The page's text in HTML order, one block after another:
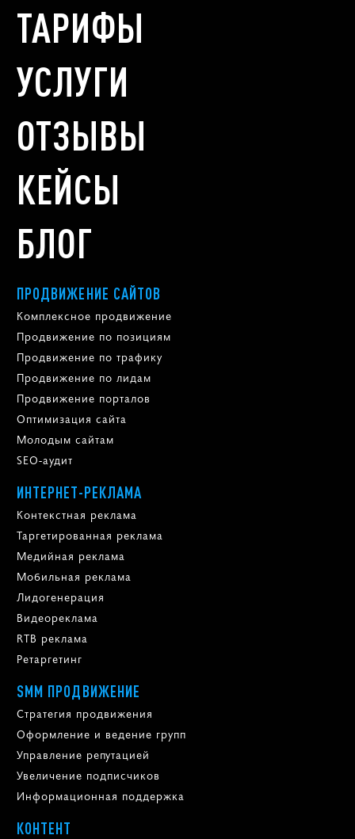
ТАРИФЫ
УСЛУГИ
ОТЗЫВЫ
КЕЙСЫ
БЛОГ
ПРОДВИЖЕНИЕ САЙТОВ
Комплексное продвижение
Продвижение по позициям
Продвижение по трафику
Продвижение по лидам
Продвижение порталов
Оптимизация сайта
Молодым сайтам
SEO-аудит
ИНТЕРНЕТ-РЕКЛАМА
Контекстная реклама
Таргетированная реклама
Медийная реклама
Мобильная реклама
Лидогенерация
Видеореклама
RTB реклама
Ретаргетинг
SMM ПРОДВИЖЕНИЕ
Стратегия продвижения
Оформление и ведение групп
Управление репутацией
Увеличение подписчиков
Информационная поддержка
КОНТЕНТ